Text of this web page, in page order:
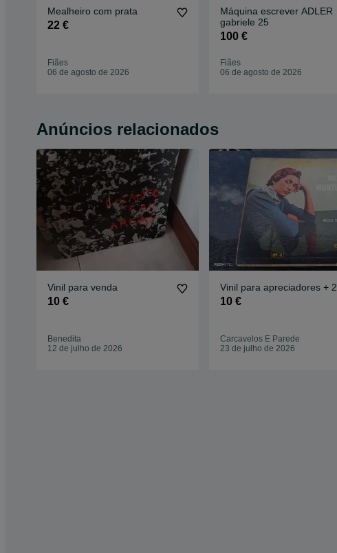
Mealheiro com prata
22 €
Fiães
06 de agosto de 2026
Máquina escrever ADLER
gabriele 25
100 €
Fiães
06 de agosto de 2026
Anúncios relacionados
Vinil para venda
10 €
Benedita
12 de julho de 2026
Vinil para apreciadores + 2
10 €
Carcavelos E Parede
23 de julho de 2026